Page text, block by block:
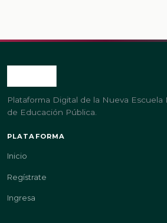
Plataforma Digital de la Nueva Escuela
de Educación Pública.
PLATAFORMA
Inicio
Regístrate
Ingresa